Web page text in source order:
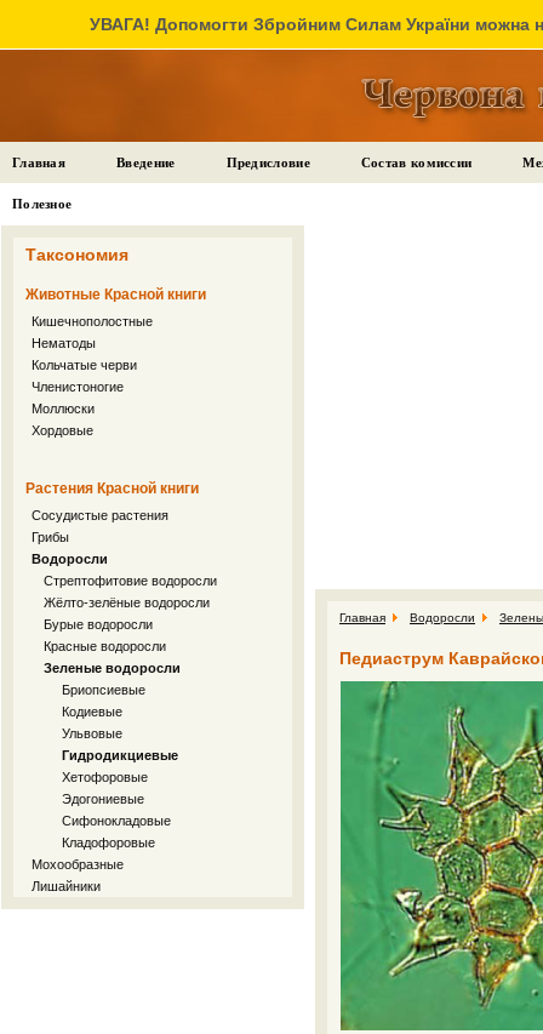
УВАГА! Допомогти Збройним Силам України можна
Главная Введение Предисловие Состав комиссии
Полезное
Таксономия
Животные Красной книги
Кишечнополостные
Нематоды
Кольчатые черви
Членистоногие
Моллюски
Хордовые
Растения Красной книги
Сосудистые растения
Грибы
Водоросли
Стрептофитовие водоросли
Жёлто-зелёные водоросли
Бурые водоросли
Красные водоросли
Зеленые водоросли
Бриопсиевые
Кодиевые
Ульвовые
Гидродикциевые
Хетофоровые
Эдогониевые
Сифонокладовые
Кладофоровые
Мохообразные
Лишайники
Главная Водоросли
Педиаструм